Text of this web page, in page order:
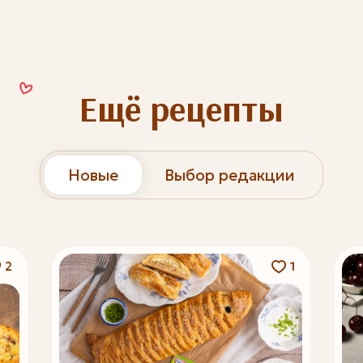
Ещё рецепты
Новые Выбор редакции
2 1